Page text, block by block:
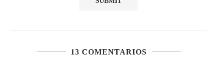
13 COMENTARIOS